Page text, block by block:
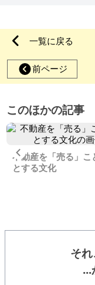
一覧に戻る
前ページ
このほかの記事
Previous
不動産を「売る」こ
とする文化
そ
...